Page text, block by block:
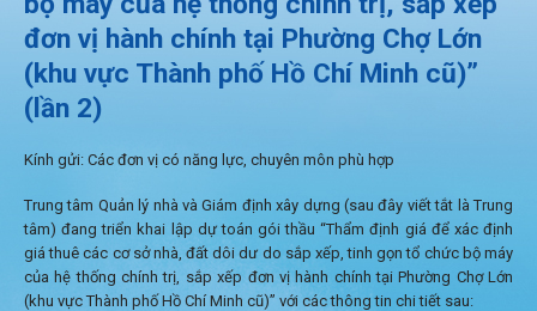
đơn vị hành chính tại Phường Chợ Lớn
(khu vực Thành phố Hồ Chí Minh cũ)”
(lần 2)
Kính gửi: Các đơn vị có năng lực, chuyên môn phù hợp
Trung tâm Quản lý nhà và Giám định xây dựng (sau đây viết tắt là Trung
tâm) đang triển khai lập dự toán gói thầu “Thẩm định giá để xác định
giá thuê các cơ sở nhà, đất dôi dư do sắp xếp, tinh gọn tổ chức bộ máy
của hệ thống chính trị, sắp xếp đơn vị hành chính tại Phường Chợ Lớn
(khu vực Thành phố Hồ Chí Minh cũ)” với các thông tin chi tiết sau: